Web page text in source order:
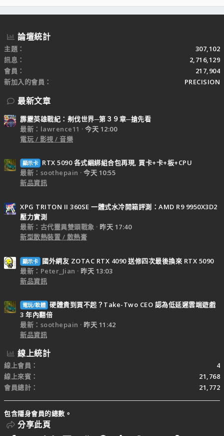
S
論壇統計
主題
307,102
訊息
2,716,129
會員
217,904
新加入的會員
PRECISION
最新文章
霹靂英雄戰紀：刜伐世界─第３９章─搶先看
最新：lawrence11
今天 12:00
電玩 / 影視 / 音樂
顯示卡
RTX 5090 各式綑綁組合包再現, 買卡+卡+板+CPU
最新：soothepain
今天 10:55
新品資訊
XPG TRITON II 360SE 一體式水冷開箱評測：AMD R9 9950X3D2
壓力實測
最新：古代靈異雙頭戰象
昨天 17:40
新型散熱裝置 / 散熱膏
顯示卡
國外網友 ZOTAC RTX 4090 送修四次最後換來 RTX 5090
最新：Peter_Jian
昨天 13:03
新品資訊
電玩/軟體 硬體貴到買不起？Take-Two CEO 認為低延遲雲端遊戲
3 年內翻倍
最新：soothepain
昨天 11:42
新品資訊
線上統計
線上會員
4
線上來賓
21,768
會員總計
21,772
包含隱身會員的總數。
分享此頁